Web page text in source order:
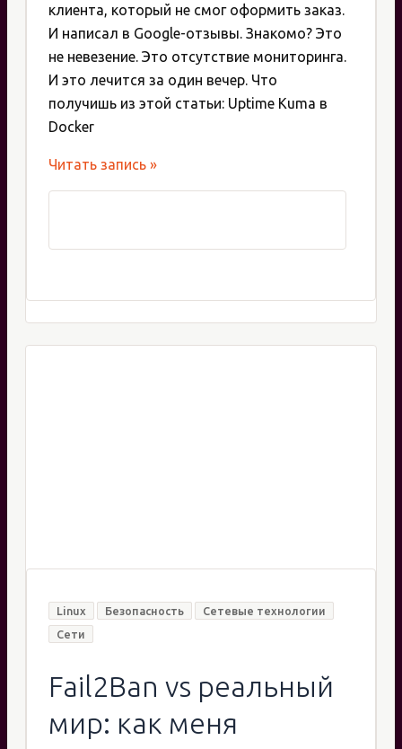
клиента, который не смог оформить заказ.
И написал в Google-отзывы. Знакомо? Это
не невезение. Это отсутствие мониторинга.
И это лечится за один вечер. Что
получишь из этой статьи: Uptime Kuma в
Docker
Установка
и
hosted
мониторинг
сайтов
Читать запись »
Linux Безопасность
Сетевые технологии
Сети
Fail2Ban vs реальный
мир: как меня